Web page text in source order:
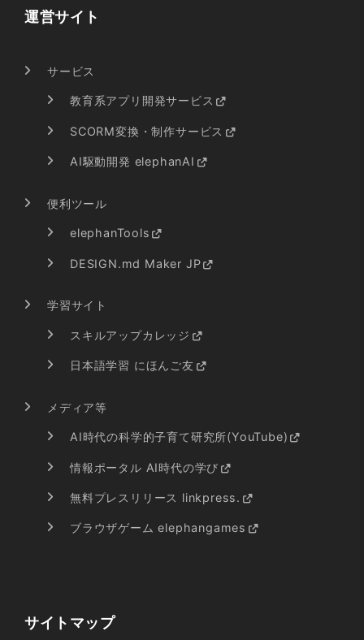
運営サイト
サービス
教育系アプリ開発サービス
SCORM変換・制作サービス
AI駆動開発 elephanAI
便利ツール
elephanTools
DESIGN.md Maker JP
学習サイト
スキルアップカレッジ
日本語学習 にほんご友
メディア等
AI時代の科学的子育て研究所(YouTube)
情報ポータル AI時代の学び
無料プレスリリース linkpress.
ブラウザゲーム elephangames
サイトマップ